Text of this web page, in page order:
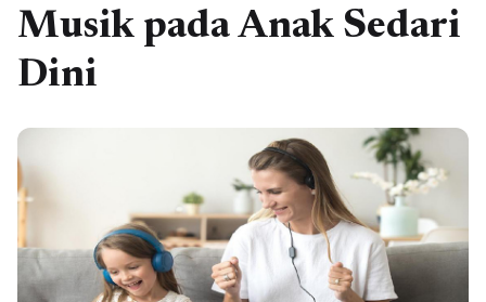
Musik pada Anak Sedari
Dini